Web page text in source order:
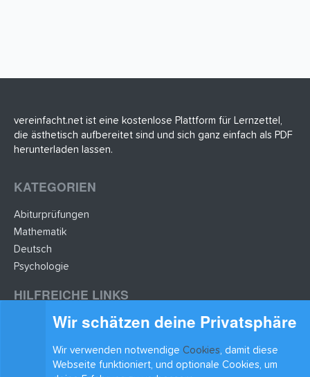
vereinfacht.net ist eine kostenlose Plattform für Lernzettel,
die ästhetisch aufbereitet sind und sich ganz einfach als PDF
herunterladen lassen.
KATEGORIEN
Abiturprüfungen
Mathematik
Deutsch
Psychologie
HILFREICHE LINKS
Lernzettel hochladen
BLEIB AUF DEM LAUFENDEN
Wir schätzen deine Privatsphäre
Wir verwenden notwendige Cookies, damit diese
Webseite funktioniert, und optionale Cookies, um